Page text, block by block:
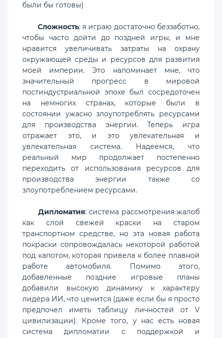
были бы готовы)
Сложность: я играю достаточно беззаботно,
чтобы часто дойти до поздней игры, и мне
нравится увеличивать затраты на охрану
окружающей среды и ресурсов для развития
моей империи. Это напоминает мне, что
значительный прогресс в мировой
постиндустриальной эпохе был сосредоточен
на немногих странах, которые были в
состоянии ужасно злоупотреблять ресурсами
для производства энергии. Теперь игра
отражает это, и это увлекательная и
увлекательная система. Надеемся, что
реальный мир продолжает постепенно
переходить от использования ресурсов для
производства энергии также со
злоупотреблением ресурсами.
Дипломатия: система рассмотрения жалоб
как слой свежей краски на старом
транспортном средстве, но эта новая работа
покраски сопровождалась некоторой работой
под капотом, которая привела к более плавной
работе автомобиля. Помимо этого,
добавленные поздние игровые планы
добавили высокую динамику к характеру
лидера ИИ, что ценится (даже если бы я просто
предпочел иметь таблицу личностей от V
цивилизации). Кроме того, у нас есть новая
система дипломатии с поддержкой и